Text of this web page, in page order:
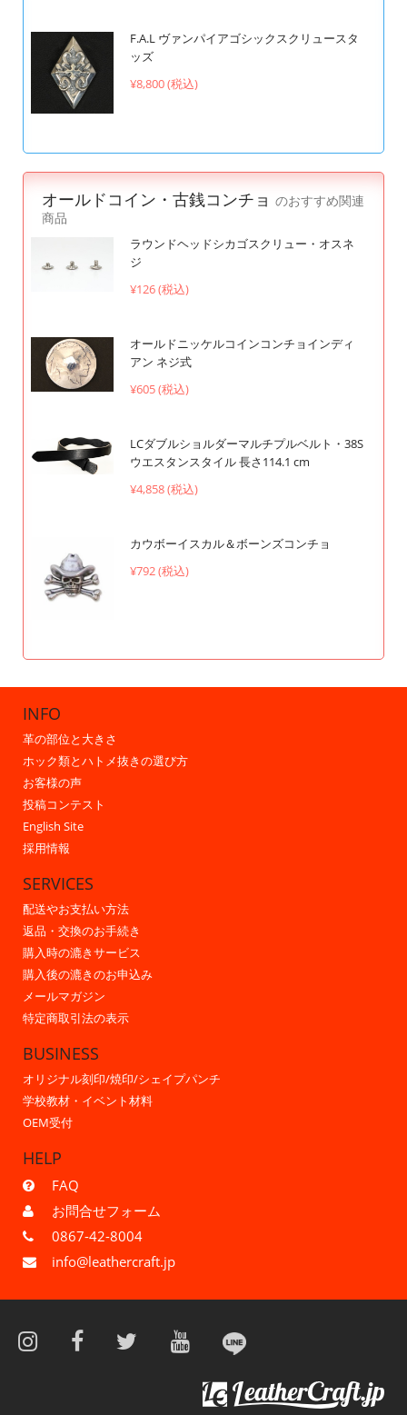
F.A.L ヴァンパイアゴシックスクリュースタ
ッズ
¥8,800 (税込)
オールドコイン・古銭コンチョ のおすすめ関連
商品
ラウンドヘッドシカゴスクリュー・オスネ
ジ
¥126 (税込)
オールドニッケルコインコンチョインディ
アン ネジ式
¥605 (税込)
LCダブルショルダーマルチプルベルト・38S
ウエスタンスタイル 長さ114.1 cm
¥4,858 (税込)
カウボーイスカル＆ボーンズコンチョ
¥792 (税込)
INFO
革の部位と大きさ
ホック類とハトメ抜きの選び方
お客様の声
投稿コンテスト
English Site
採用情報
SERVICES
配送やお支払い方法
返品・交換のお手続き
購入時の漉きサービス
購入後の漉きのお申込み
メールマガジン
特定商取引法の表示
BUSINESS
オリジナル刻印/焼印/シェイプパンチ
学校教材・イベント材料
OEM受付
HELP
FAQ
お問合せフォーム
0867-42-8004
info@leathercraft.jp